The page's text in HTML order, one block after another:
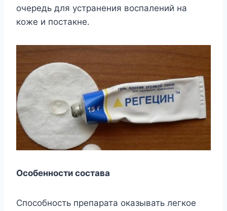
очередь для устранения воспалений на
коже и постакне.
Особенности состава
Способность препарата оказывать легкое